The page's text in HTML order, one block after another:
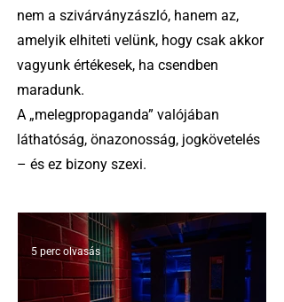
nem a szivárványzászló, hanem az,
amelyik elhiteti velünk, hogy csak akkor
vagyunk értékesek, ha csendben
maradunk.
A „melegpropaganda” valójában
láthatóság, önazonosság, jogkövetelés
– és ez bizony szexi.
5 perc olvasás